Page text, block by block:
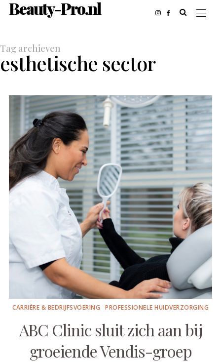
Beauty-Pro.nl
Tag archieven
esthetische sector
CARRIÈRE & BEDRIJFSVOERING PROFESSIONELE HUIDVERZORGING
ABC Clinic sluit zich aan bij
groeiende Vendis-groep